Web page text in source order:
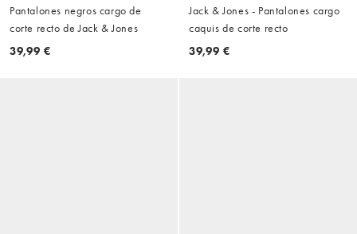
Pantalones negros cargo de
corte recto de Jack & Jones
39,99 €
Jack & Jones - Pantalones cargo
caquis de corte recto
39,99 €